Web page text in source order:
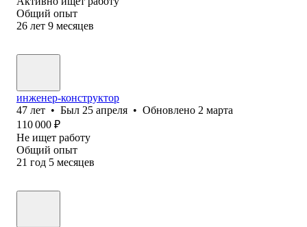
Общий опыт
26 лет 9 месяцев
инженер-конструктор
47 лет • Был 25 апреля • Обновлено 2 марта
110 000 ₽
Не ищет работу
Общий опыт
21 год 5 месяцев